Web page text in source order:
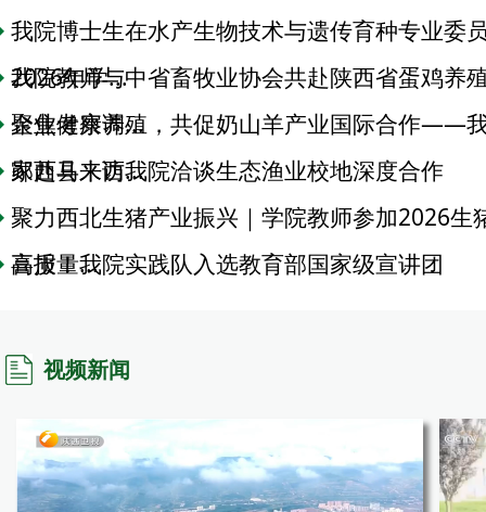
我院博士生在水产生物技术与遗传育种专业委
2026年学...
我院教师与中省畜牧业协会共赴陕西省蛋鸡养
企业考察调...
聚焦健康养殖，共促奶山羊产业国际合作——
家赴马来西...
郧西县来访我院洽谈生态渔业校地深度合作
聚力西北生猪产业振兴｜学院教师参加2026生
高质量...
喜报！我院实践队入选教育部国家级宣讲团
视频新闻